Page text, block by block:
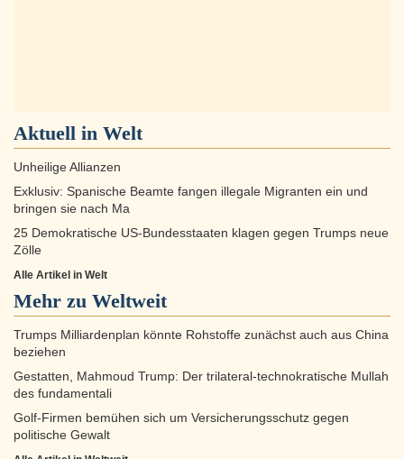
Aktuell in Welt
Unheilige Allianzen
Exklusiv: Spanische Beamte fangen illegale Migranten ein und
bringen sie nach Ma
25 Demokratische US-Bundesstaaten klagen gegen Trumps neue
Zölle
Alle Artikel in Welt
Mehr zu Weltweit
Trumps Milliardenplan könnte Rohstoffe zunächst auch aus China
beziehen
Gestatten, Mahmoud Trump: Der trilateral-technokratische Mullah
des fundamentali
Golf-Firmen bemühen sich um Versicherungsschutz gegen
politische Gewalt